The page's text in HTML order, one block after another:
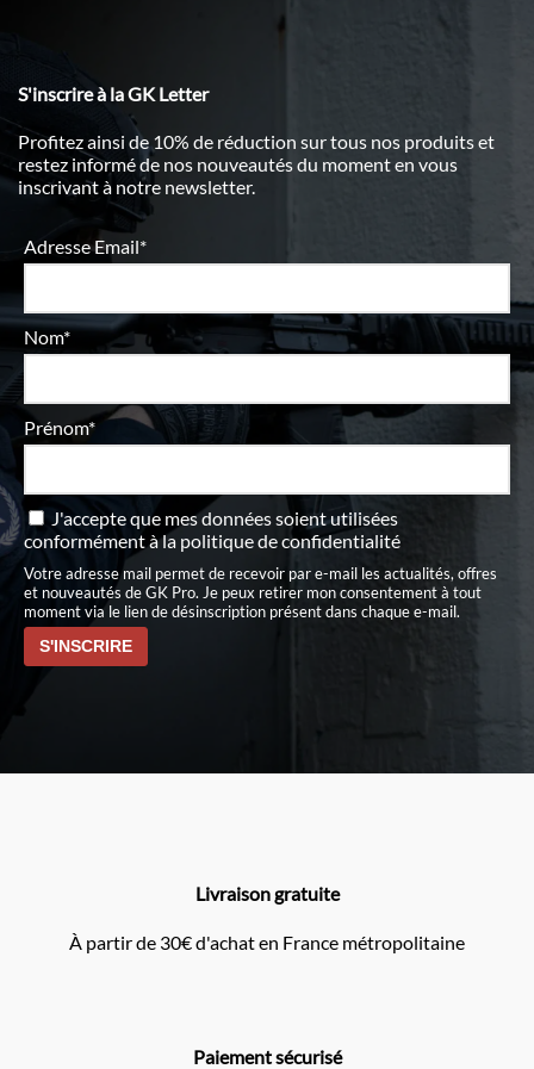
S'inscrire à la GK Letter
Profitez ainsi de 10% de réduction sur tous nos produits et
restez informé de nos nouveautés du moment en vous
inscrivant à notre newsletter.
Adresse Email*
Nom*
Prénom*
J'accepte que mes données soient utilisées
conformément àla politique de confidentialité
Votre adresse mail permet de recevoir par e-mail les actualités, offres
et nouveautés de GK Pro. Je peux retirer mon consentement à tout
moment via le lien de désinscription présent dans chaque e-mail.
Livraison gratuite
À partir de 30€ d'achat en France métropolitaine
Paiement sécurisé